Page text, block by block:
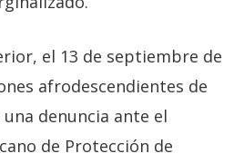
el 13 de septiembre de
afrodescendientes de
denuncia ante el
de Protección de